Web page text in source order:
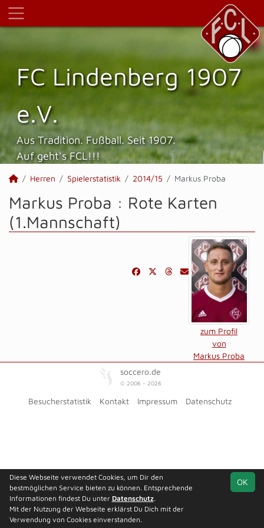
FC Lindenberg 1907
e.V.
Aus Tradition. Fußball. Seit 1907.
Auf geht's FCL!!!
Herren Spielerstatistik 2014/15 Markus Proba
Markus Proba : Rote Karten
(1.Mannschaft)
zum Profil
von
Markus Proba
soccero.de
© 2006 - 2026
Besucherstatistik Kontakt Impressum Datenschutz
OK
Diese Webseite verwendet Cookies, um Dir den
bestmöglichen Service bieten zu können. Entsprechende
Informationen findest Du unter Datenschutz.
Mit der Nutzung der Webseite erklärst Du Dich mit der
Verwendung von Cookies einverstanden.